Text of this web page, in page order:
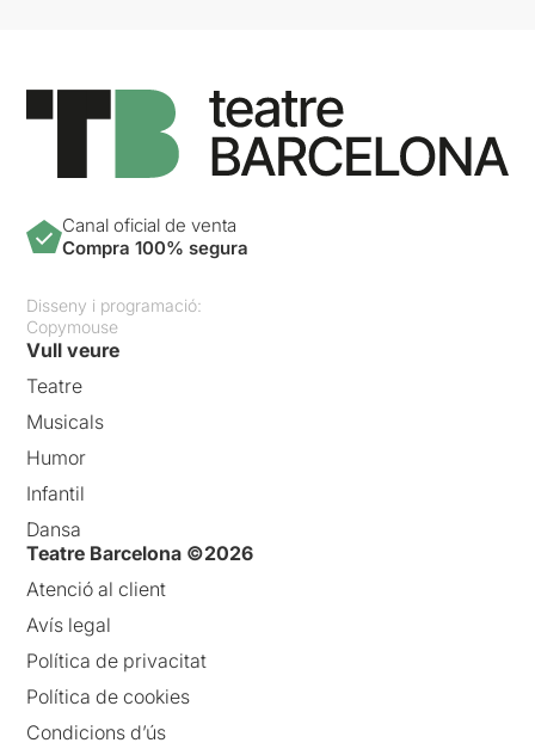
Canal oficial de venta
Compra 100% segura
Disseny i programació:
Copymouse
Vull veure
Teatre
Musicals
Humor
Infantil
Dansa
Teatre Barcelona ©2026
Atenció al client
Avís legal
Política de privacitat
Política de cookies
Condicions d’ús